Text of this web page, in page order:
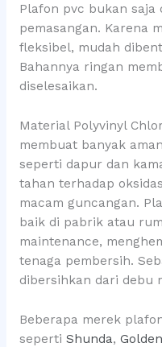
Plafon pvc bukan saja
pemasangan. Karena
fleksibel, mudah
Bahannya ringan
diselesaikan.
Material Polyvinyl
membuat banyak
seperti dapur dan
tahan terhadap
macam guncangan.
baik di pabrik atau
maintenance,
tenaga pembersih.
dibersihkan dari debu
Beberapa merek
seperti Shunda,